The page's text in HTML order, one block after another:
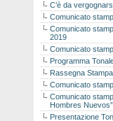
C’è da
Comunicato
Comunicato
2019
Comunicato
Programma
Rassegna
Comunicato
Comunicato
Hombres Nuevos”
Presentazione